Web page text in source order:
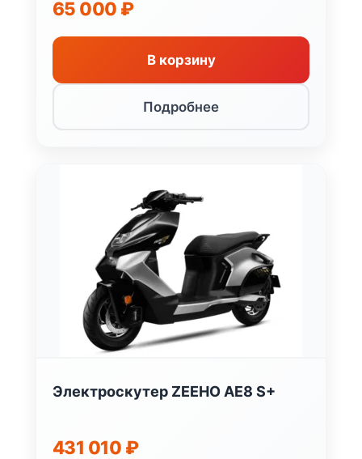
65 000 ₽
В корзину
Подробнее
Электроскутер ZEEHO AE8 S+
431 010 ₽